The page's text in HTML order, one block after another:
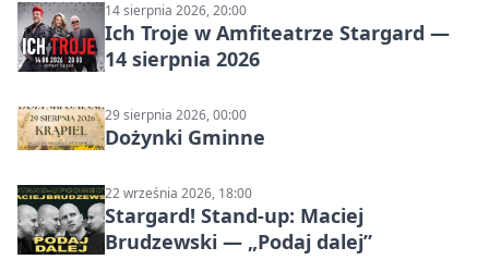
14 sierpnia 2026, 20:00
Ich Troje w Amfiteatrze Stargard —
14 sierpnia 2026
29 sierpnia 2026, 00:00
Dożynki Gminne
22 września 2026, 18:00
Stargard! Stand-up: Maciej
Brudzewski — „Podaj dalej”